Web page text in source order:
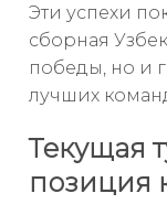
Эти успехи
сборная
победы, но и
лучших
Текущая
позиция